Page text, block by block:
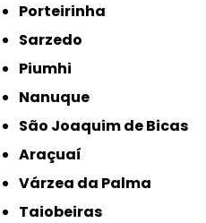
Porteirinha
Sarzedo
Piumhi
Nanuque
São Joaquim de Bicas
Araçuaí
Várzea da Palma
Taiobeiras